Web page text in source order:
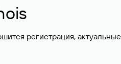
регистрация,